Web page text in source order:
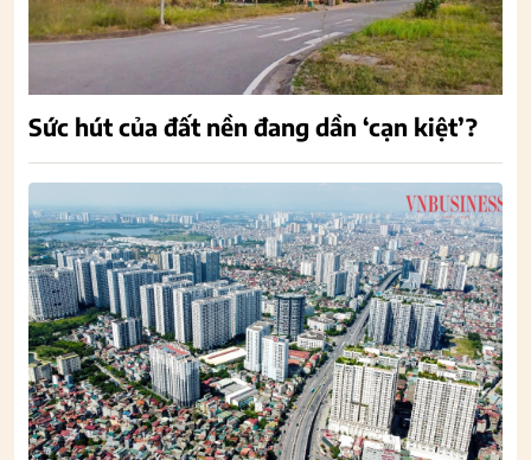
Sức hút của đất nền đang dần ‘cạn kiệt’?